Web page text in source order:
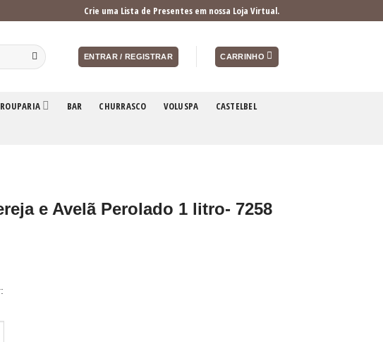
Crie uma Lista de Presentes em nossa Loja Virtual.
ENTRAR / REGISTRAR CARRINHO
ROUPARIA BAR CHURRASCO VOLUSPA CASTELBEL
e Avelã Perolado 1 litro- 7258